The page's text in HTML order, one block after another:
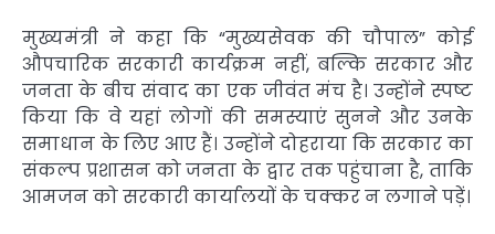
मुख्यमंत्री ने कहा कि “मुख्यसेवक की चौपाल” कोई
औपचारिक सरकारी कार्यक्रम नहीं, बल्कि सरकार और
जनता के बीच संवाद का एक जीवंत मंच है। उन्होंने स्पष्ट
किया कि वे यहां लोगों की समस्याएं सुनने और उनके
समाधान के लिए आए हैं। उन्होंने दोहराया कि सरकार का
संकल्प प्रशासन को जनता के द्वार तक पहुंचाना है, ताकि
आमजन को सरकारी कार्यालयों के चक्कर न लगाने पड़ें।